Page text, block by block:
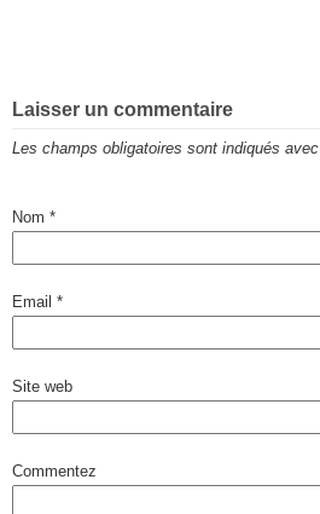
Laisser un commentaire
Les champs obligatoires sont indiqués avec
Nom *
Email *
Site web
Commentez